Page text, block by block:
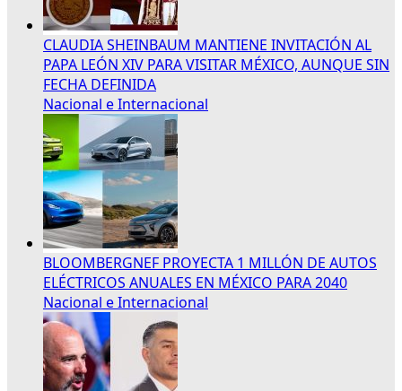
CLAUDIA SHEINBAUM MANTIENE INVITACIÓN AL
PAPA LEÓN XIV PARA VISITAR MÉXICO, AUNQUE SIN
FECHA DEFINIDA
Nacional e Internacional
BLOOMBERGNEF PROYECTA 1 MILLÓN DE AUTOS
ELÉCTRICOS ANUALES EN MÉXICO PARA 2040
Nacional e Internacional